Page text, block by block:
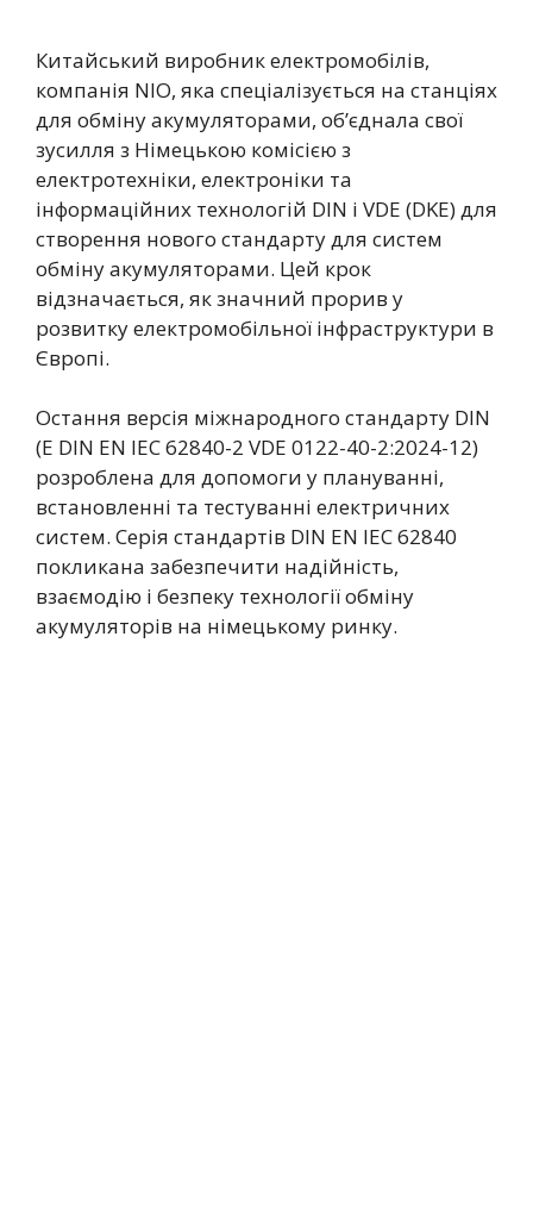
Китайський виробник електромобілів,
компанія NIO, яка спеціалізується на станціях
для обміну акумуляторами, об’єднала свої
зусилля з Німецькою комісією з
електротехніки, електроніки та
інформаційних технологій DIN і VDE (DKE) для
створення нового стандарту для систем
обміну акумуляторами. Цей крок
відзначається, як значний прорив у
розвитку електромобільної інфраструктури в
Європі.
Остання версія міжнародного стандарту DIN
(E DIN EN IEC 62840-2 VDE 0122-40-2:2024-12)
розроблена для допомоги у плануванні,
встановленні та тестуванні електричних
систем. Серія стандартів DIN EN IEC 62840
покликана забезпечити надійність,
взаємодію і безпеку технології обміну
акумуляторів на німецькому ринку.